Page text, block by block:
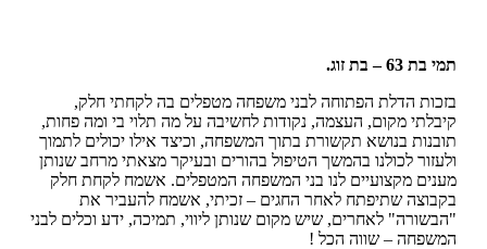
תמי בת 63 – בת זוג.
בזכות הדלת הפתוחה לבני משפחה מטפלים בה לקחתי חלק,
קיבלתי מקום, העצמה, נקודות לחשיבה על מה תלוי בי ומה פחות,
תובנות בנושא תקשורת בתוך המשפחה, וכיצד אילו יכולים לתמוך
ולעזור לכולנו בהמשך הטיפול בהורים ובעיקר מצאתי מרחב שנותן
מענים מקצועיים לנו בני המשפחה המטפלים. אשמח לקחת חלק
בקבוצה שתיפתח לאחר החגים – זכיתי, אשמח להעביר את
"הבשורה" לאחרים, שיש מקום שנותן ליווי, תמיכה, ידע וכלים לבני
המשפחה – שווה הכל !